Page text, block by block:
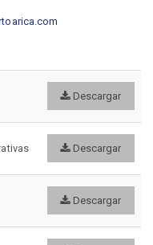
Descargar
Descargar
Descargar